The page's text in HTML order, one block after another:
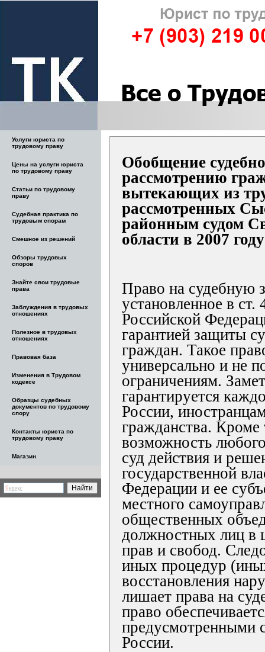
Услуги юриста по
трудовому праву
Цены на услуги юриста
по трудовому праву
Статьи по трудовому
праву
Судебная практика по
трудовым спорам
Смешное из решений
Обзоры трудовых
споров
Знайте свои трудовые
права
Заблуждения в трудовых
отношениях
Полезное в трудовых
отношениях
Правовая база
Изменения в Трудовом
кодексе
Образцы судебных
документов по трудовому
спору
Контакты юриста по
трудовому праву
Магазин
Обобщение
рассмотрению
вытекающих из
рассмотренных
районным судом
области в 2007 году
Право на судебную
установленное в
Российской
гарантией защиты
граждан. Такое
универсально и не
ограничениям.
гарантируется
России,
гражданства. Кроме
возможность
суд действия и
государственной
Федерации и ее
местного
общественных
должностных лиц в
прав и свобод.
иных процедур
восстановления
лишает права на
право
предусмотренными
России.